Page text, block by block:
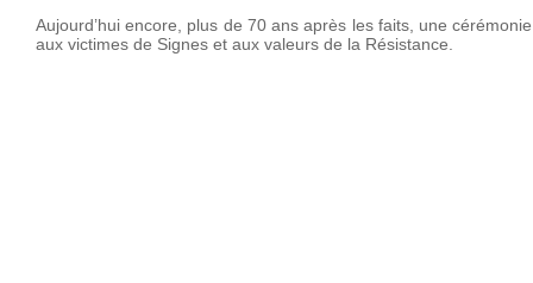
Aujourd’hui encore, plus de 70 ans après les faits, une
aux victimes de Signes et aux valeurs de la Résistance.